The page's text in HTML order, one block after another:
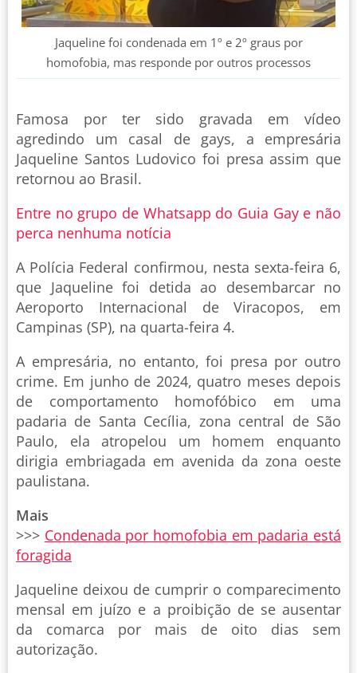
Jaqueline foi condenada em 1º e 2º graus por
homofobia, mas responde por outros processos
Famosa por ter sido gravada em vídeo
agredindo um casal de gays, a empresária
Jaqueline Santos Ludovico foi presa assim que
retornou ao Brasil.
Entre no grupo de Whatsapp do Guia Gay e não
perca nenhuma notícia
A Polícia Federal confirmou, nesta sexta-feira 6,
que Jaqueline foi detida ao desembarcar no
Aeroporto Internacional de Viracopos, em
Campinas (SP), na quarta-feira 4.
A empresária, no entanto, foi presa por outro
crime. Em junho de 2024, quatro meses depois
de comportamento homofóbico em uma
padaria de Santa Cecília, zona central de São
Paulo, ela atropelou um homem enquanto
dirigia embriagada em avenida da zona oeste
paulistana.
Mais
>>> Condenada por homofobia em padaria está
foragida
Jaqueline deixou de cumprir o comparecimento
mensal em juízo e a proibição de se ausentar
da comarca por mais de oito dias sem
autorização.